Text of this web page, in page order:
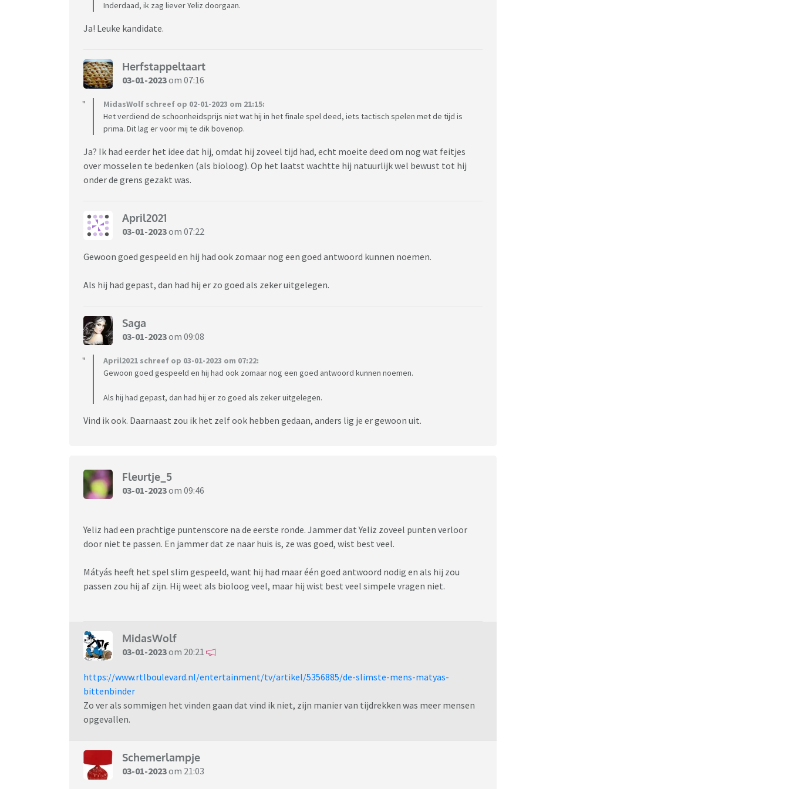
Inderdaad, ik zag liever Yeliz doorgaan.
Ja! Leuke kandidate.
Herfstappeltaart
03-01-2023om 07:16
MidasWolf schreef op 02-01-2023 om 21:15:
Het verdiend de schoonheidsprijs niet wat hij in het finale spel deed, iets tactisch spelen met de tijd is
prima. Dit lag er voor mij te dik bovenop.
Ja? Ik had eerder het idee dat hij, omdat hij zoveel tijd had, echt moeite deed om nog wat feitjes
over mosselen te bedenken (als bioloog). Op het laatst wachtte hij natuurlijk wel bewust tot hij
onder de grens gezakt was.
April2021
03-01-2023om 07:22
Gewoon goed gespeeld en hij had ook zomaar nog een goed antwoord kunnen noemen.
Als hij had gepast, dan had hij er zo goed als zeker uitgelegen.
Saga
03-01-2023om 09:08
April2021 schreef op 03-01-2023 om 07:22:
Gewoon goed gespeeld en hij had ook zomaar nog een goed antwoord kunnen noemen.
Als hij had gepast, dan had hij er zo goed als zeker uitgelegen.
Vind ik ook. Daarnaast zou ik het zelf ook hebben gedaan, anders lig je er gewoon uit.
Fleurtje_5
03-01-2023om 09:46
Yeliz had een prachtige puntenscore na de eerste ronde. Jammer dat Yeliz zoveel punten verloor
door niet te passen. En jammer dat ze naar huis is, ze was goed, wist best veel.
Mátyás heeft het spel slim gespeeld, want hij had maar één goed antwoord nodig en als hij zou
passen zou hij af zijn. Hij weet als bioloog veel, maar hij wist best veel simpele vragen niet.
MidasWolf
03-01-2023om 20:21
https://www.rtlboulevard.nl/entertainment/tv/artikel/5356885/de-slimste-mens-matyas-
bittenbinder
Zo ver als sommigen het vinden gaan dat vind ik niet, zijn manier van tijdrekken was meer mensen
opgevallen.
Schemerlampje
03-01-2023om 21:03